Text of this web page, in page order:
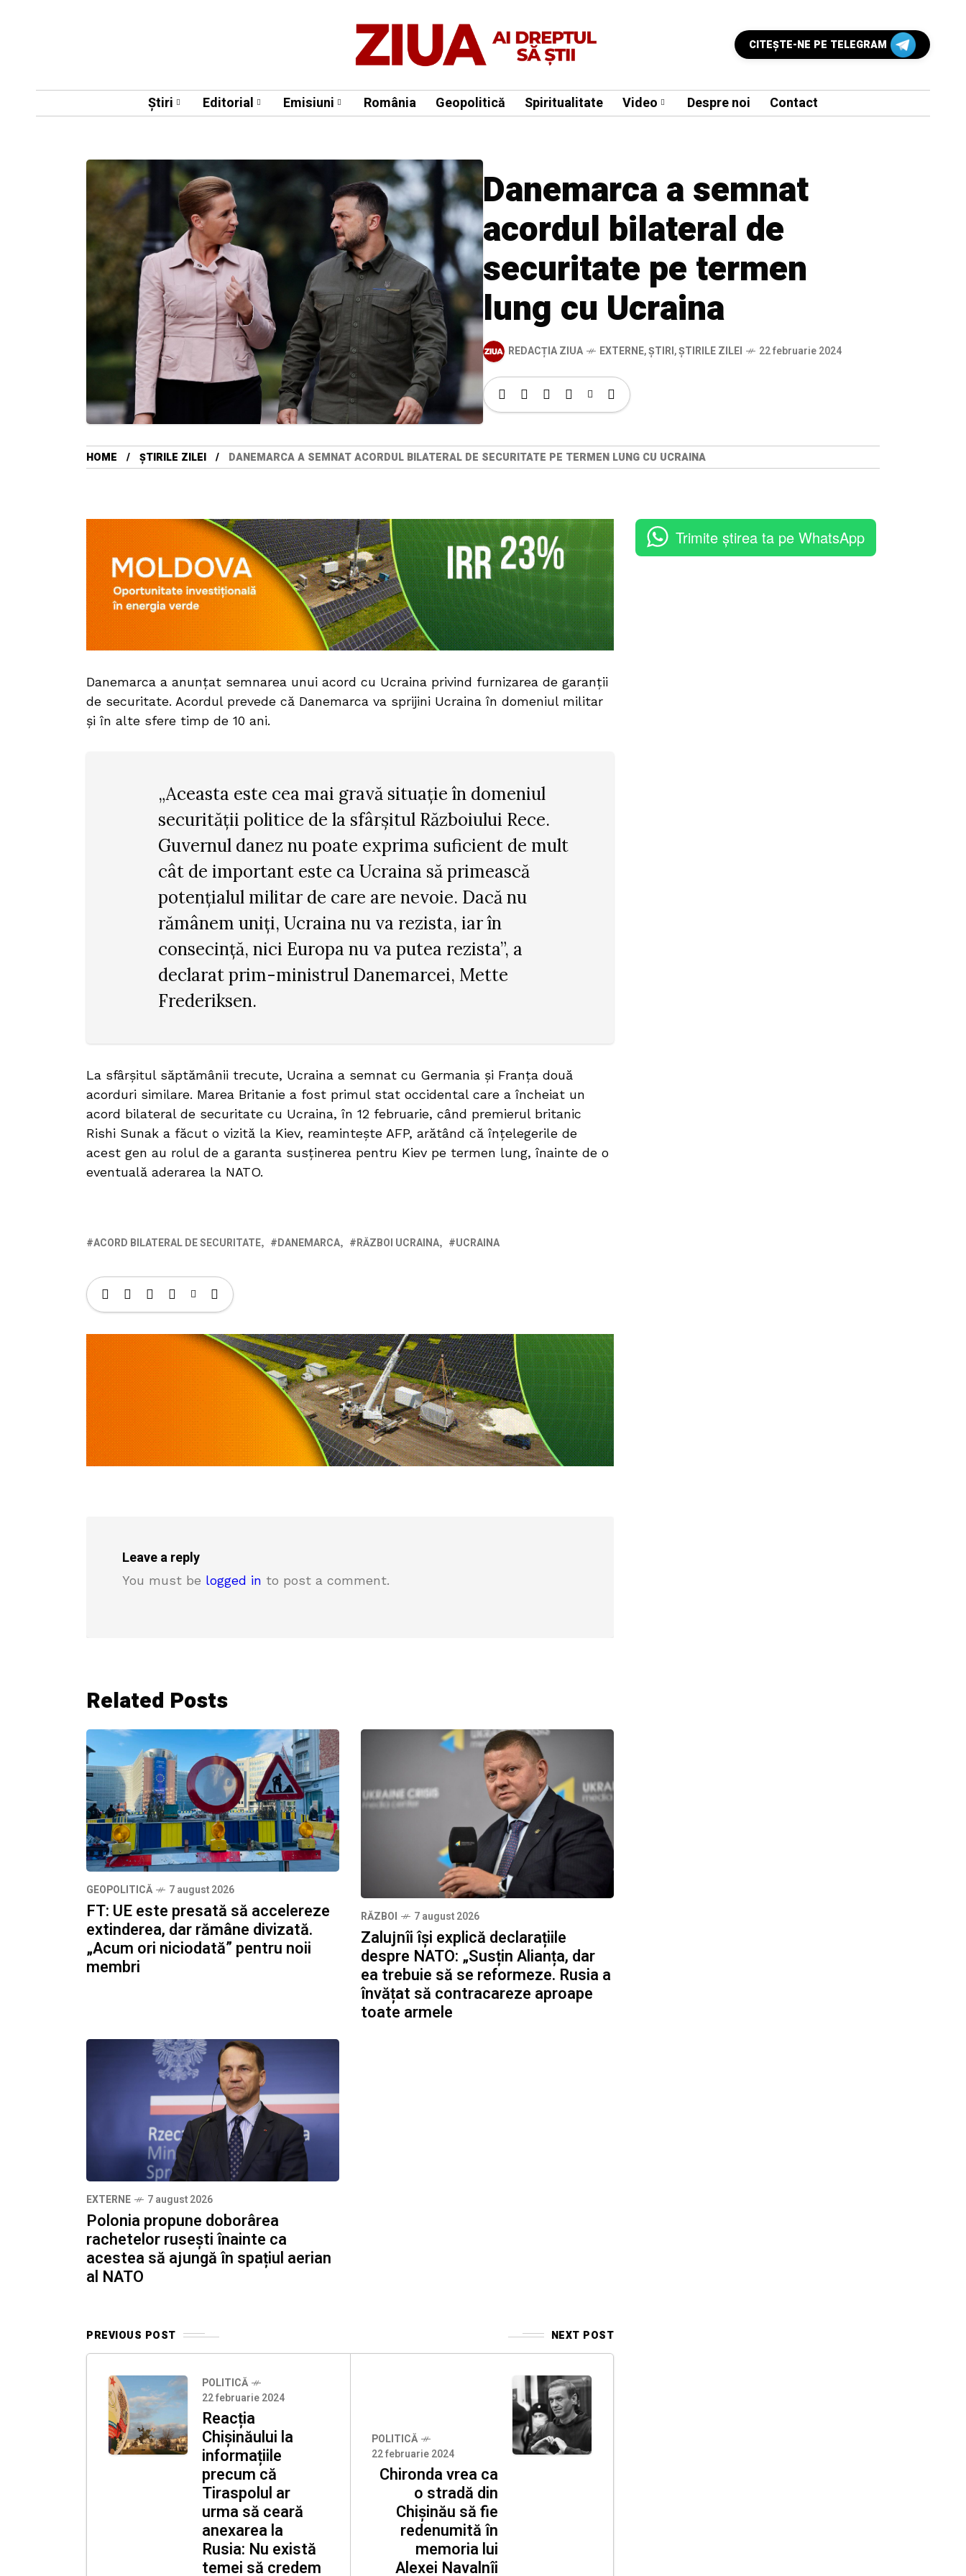
CITEŞTE-NE PE TELEGRAM
Știri Editorial Emisiuni România Geopolitică Spiritualitate Video Despre noi Contact
Danemarca a semnat
acordul bilateral de
securitate pe termen
lung cu Ucraina
REDACȚIA ZIUA EXTERNE,ȘTIRI,ȘTIRILE ZILEI 22 februarie 2024
HOME ȘTIRILE ZILEI DANEMARCA A SEMNAT ACORDUL BILATERAL DE SECURITATE PE TERMEN LUNG CU UCRAINA
Danemarca a anunțat semnarea unui acord cu Ucraina privind furnizarea de garanții
de securitate. Acordul prevede că Danemarca va sprijini Ucraina în domeniul militar
și în alte sfere timp de 10 ani.
„Aceasta este cea mai gravă situație în domeniul
securității politice de la sfârșitul Războiului Rece.
Guvernul danez nu poate exprima suficient de mult
cât de important este ca Ucraina să primească
potențialul militar de care are nevoie. Dacă nu
rămânem uniți, Ucraina nu va rezista, iar în
consecință, nici Europa nu va putea rezista”, a
declarat prim-ministrul Danemarcei, Mette
Frederiksen.
La sfârșitul săptămânii trecute, Ucraina a semnat cu Germania și Franța două
acorduri similare. Marea Britanie a fost primul stat occidental care a încheiat un
acord bilateral de securitate cu Ucraina, în 12 februarie, când premierul britanic
Rishi Sunak a făcut o vizită la Kiev, reaminteşte AFP, arătând că înţelegerile de
acest gen au rolul de a garanta susţinerea pentru Kiev pe termen lung, înainte de o
eventuală aderarea la NATO.
ACORD BILATERAL DE SECURITATE DANEMARCA RĂZBOI UCRAINA UCRAINA
Leave a reply
You must be logged in to post a comment.
Related Posts
GEOPOLITICĂ 7 august 2026
FT: UE este presată să accelereze
extinderea, dar rămâne divizată.
„Acum ori niciodată” pentru noii
membri
RĂZBOI 7 august 2026
Zalujnîi își explică declarațiile
despre NATO: „Susțin Alianța, dar
ea trebuie să se reformeze. Rusia a
învățat să contracareze aproape
toate armele
EXTERNE 7 august 2026
Polonia propune doborârea
rachetelor rusești înainte ca
acestea să ajungă în spațiul aerian
al NATO
PREVIOUS POST NEXT POST
POLITICĂ
22 februarie 2024
Reacția
Chișinăului la
informațiile
precum că
Tiraspolul ar
urma să ceară
anexarea la
Rusia: Nu există
temei să credem
POLITICĂ
22 februarie 2024
Chironda vrea ca
o stradă din
Chișinău să fie
redenumită în
memoria lui
Alexei Navalnîi
Trimite știrea ta pe WhatsApp